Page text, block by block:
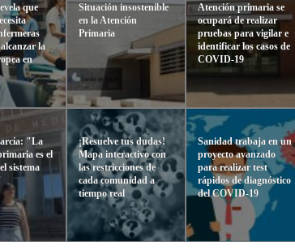
que
la
en
"La
es el
sistema
Situación insostenible
en la Atención
Primaria
¡Resuelve tus dudas!
Mapa interactivo con
las restricciones de
cada comunidad a
tiempo real
Atención primaria se
ocupará de realizar
pruebas para vigilar e
identificar los casos de
COVID-19
Sanidad trabaja en un
proyecto avanzado
para realizar test
rápidos de diagnóstico
del COVID-19